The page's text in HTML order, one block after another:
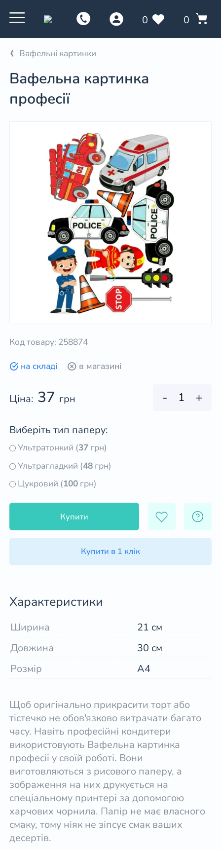
0 0
Вафельні картинки
Вафельна картинка
професії
Код товару: 258874
на складі в магазині
Ціна: 37 грн - +
Виберіть тип паперу:
Ультратонкий (37грн)
Ультрагладкий (48грн)
Цукровий (100грн)
Купити
Купити в 1 клік
Щоб оригінально прикрасити торт або
тістечко не обов'язково витрачати багато
часу. Навіть професійні кондитери
використовують Вафельна картинка
професії у своїй роботі. Вони
виготовляються з рисового паперу, а
зображення на них друкується на
спеціальному принтері за допомогою
харчових чорнила. Папір не має власного
смаку, тому ніяк не зіпсує смак ваших
десертів.
Характеристики
Ширина
21 см
Довжина
30 см
Розмір
А4